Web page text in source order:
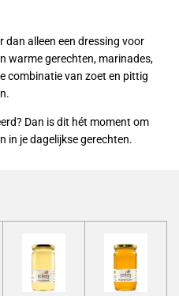
dan alleen een dressing voor
warme gerechten, marinades,
combinatie van zoet en pittig
Dan is dit hét moment om
in je dagelijkse gerechten.